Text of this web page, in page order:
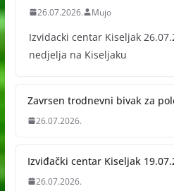
26.07.2026. Mujo
Izvidacki centar Kiseljak
nedjelja na Kiseljaku
Zavrsen trodnevni bivak za
26.07.2026.
Izviđački centar Kiseljak
26.07.2026.